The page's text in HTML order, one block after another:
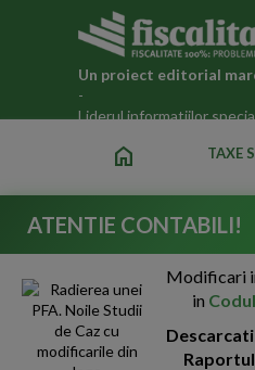
Un proiect editorial
-
Liderul informatiilor
home TAXE
Stiri despre
STIRI
ATENTIE CONTABILI!
Modificari
in